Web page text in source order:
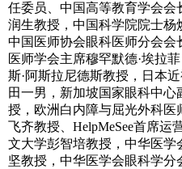
任委员、中国高等教育学会
润生教授，中国科学院院士杨
中国医师协会眼科医师分会
医师学会主席穆罕默德·埃拉
斯·阿斯拉尼德斯教授，日本
田一男，新加坡国家眼科中心
授，欧洲白内障与屈光外科医
飞齐教授、HelpMeSee首席运
文大学彭智培教授，中华医
坚教授，中华医学会眼科学